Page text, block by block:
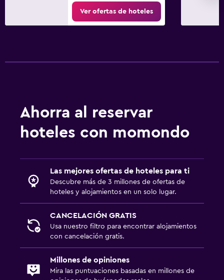
Ver ofertas de hoteles
Ahorra al reservar
hoteles con momondo
Las mejores ofertas de hoteles para ti
Descubre más de 3 millones de ofertas de
hoteles y alojamientos en un solo lugar.
CANCELACIÓN GRATIS
Usa nuestro filtro para encontrar alojamientos
con cancelación gratis.
Millones de opiniones
Mira las puntuaciones basadas en millones de